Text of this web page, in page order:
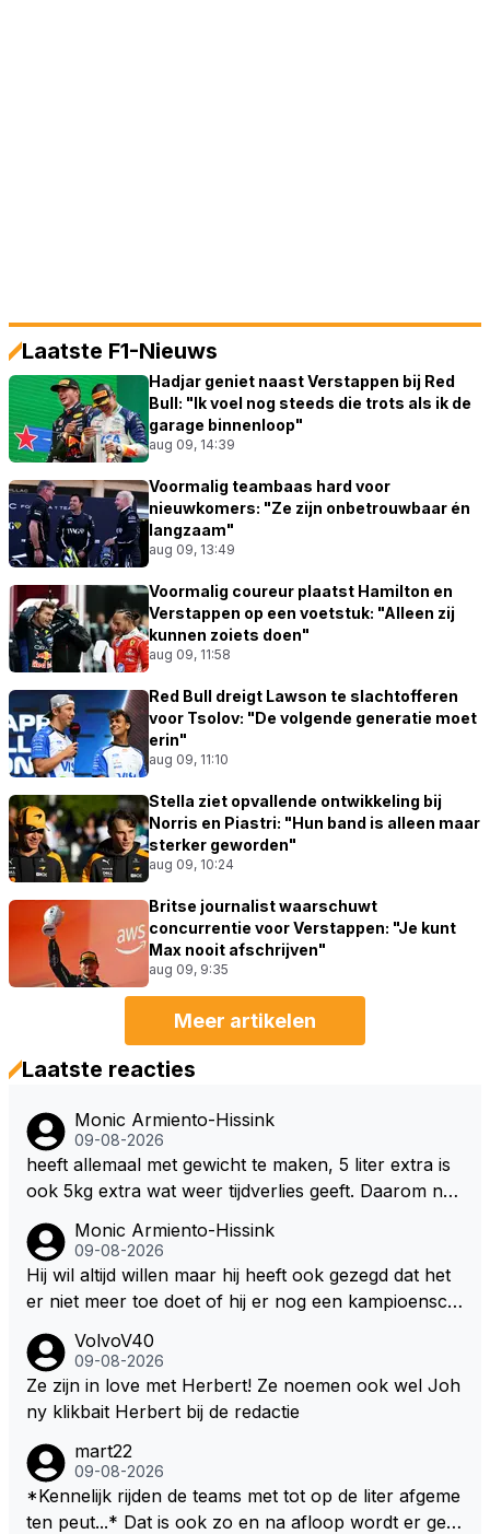
Laatste F1-Nieuws
Hadjar geniet naast Verstappen bij Red
Bull: "Ik voel nog steeds die trots als ik de
garage binnenloop"
aug 09, 14:39
Voormalig teambaas hard voor
nieuwkomers: "Ze zijn onbetrouwbaar én
langzaam"
aug 09, 13:49
Voormalig coureur plaatst Hamilton en
Verstappen op een voetstuk: "Alleen zij
kunnen zoiets doen"
aug 09, 11:58
Red Bull dreigt Lawson te slachtofferen
voor Tsolov: "De volgende generatie moet
erin"
aug 09, 11:10
Stella ziet opvallende ontwikkeling bij
Norris en Piastri: "Hun band is alleen maar
sterker geworden"
aug 09, 10:24
Britse journalist waarschuwt
concurrentie voor Verstappen: "Je kunt
Max nooit afschrijven"
aug 09, 9:35
Meer artikelen
Laatste reacties
Monic Armiento-Hissink
09-08-2026
heeft allemaal met gewicht te maken, 5 liter extra is
ook 5kg extra wat weer tijdverlies geeft. Daarom ne
auto, het is extra gewicht plus na 15 minuten is het h
ete thee geworden.
Monic Armiento-Hissink
09-08-2026
Hij wil altijd willen maar hij heeft ook gezegd dat het
er niet meer toe doet of hij er nog een kampioensch
ioen is hij al, dat zal zijn leven niet veranderen. Hij wi
l in de eerste plaats races winnen met de eigen moto
r van RB. Dat zijn zijn eigen uitspraken in een van de
e goede richting in gestuurd worden. Als hij perse uit
was op zoveel mogelijk titels dan was hij al veel eerd
er bij RB vertrokken.
VolvoV40
09-08-2026
Ze zijn in love met Herbert! Ze noemen ook wel Joh
ny klikbait Herbert bij de redactie
mart22
09-08-2026
*Kennelijk rijden de teams met tot op de liter afgeme
ten peut...* Dat is ook zo en na afloop wordt er gec